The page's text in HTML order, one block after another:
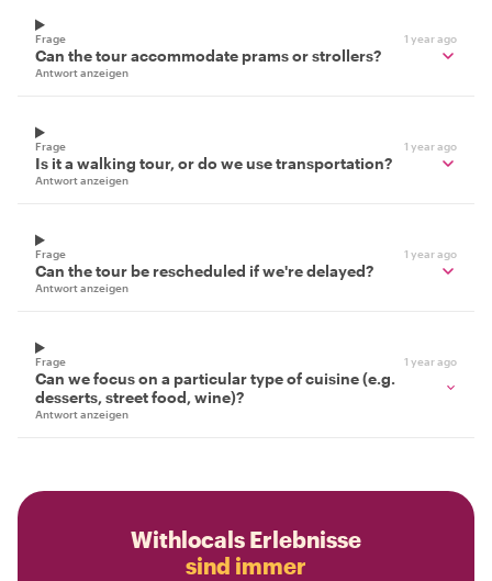
Frage 1 year ago
Can the tour accommodate prams or strollers?
Antwort anzeigen
Frage 1 year ago
Is it a walking tour, or do we use transportation?
Antwort anzeigen
Frage 1 year ago
Can the tour be rescheduled if we're delayed?
Antwort anzeigen
Frage 1 year ago
Can we focus on a particular type of cuisine (e.g.
desserts, street food, wine)?
Antwort anzeigen
Withlocals Erlebnisse
sind immer